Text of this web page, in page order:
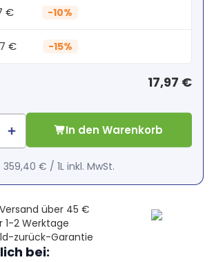
€ -10%
€ -15%
17,97 €
In den Warenkorb
359,40 € /1L inkl. MwSt.
über 45 €
1-2 Werktage
zurück-Garantie
bei: